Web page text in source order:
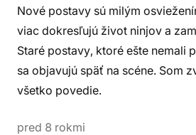
Nové postavy sú milým
viac dokresľujú život ninjov a
Staré postavy, ktoré ešte nemali
sa objavujú späť na scéne. Som
všetko povedie.
pred 8 rokmi